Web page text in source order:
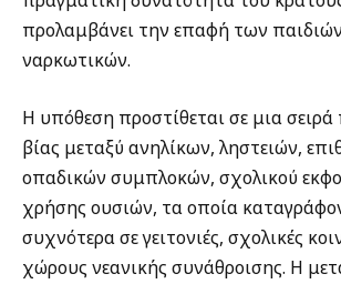
προλαμβάνει την επαφή των
ναρκωτικών.
Η υπόθεση προστίθεται σε μια σειρά
βίας μεταξύ ανηλίκων, ληστειών,
οπαδικών συμπλοκών, σχολικού
χρήσης ουσιών, τα οποία
συχνότερα σε γειτονιές, σχολικές
χώρους νεανικής συνάθροισης. Η